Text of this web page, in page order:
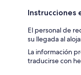
Instrucciones
El personal de
su llegada al
La información
traducirse con